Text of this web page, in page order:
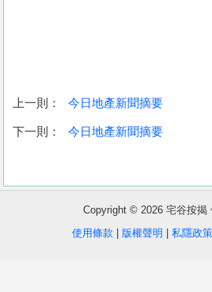
收
盤
上一則： 今日地產新聞摘要
下一則： 今日地產新聞摘要
Copyright © 2026 宅谷按揭
使用條款
版權聲明 私隱政策